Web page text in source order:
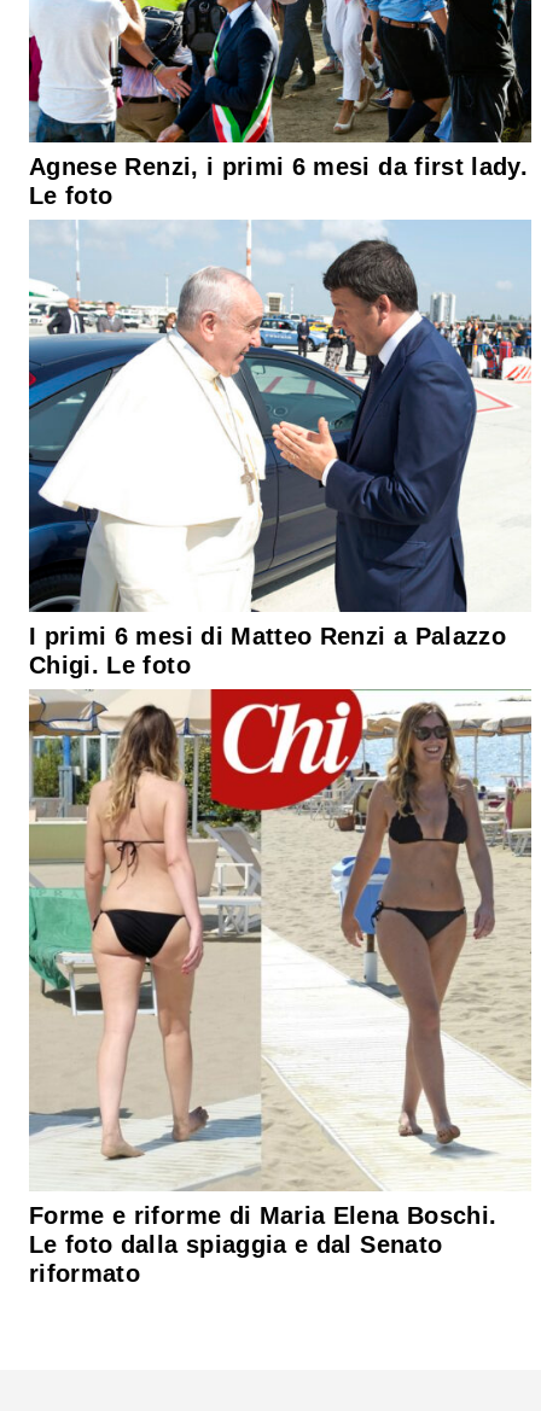
Agnese Renzi, i primi 6 mesi da first lady.
Le foto
I primi 6 mesi di Matteo Renzi a Palazzo
Chigi. Le foto
Forme e riforme di Maria Elena Boschi.
Le foto dalla spiaggia e dal Senato
riformato